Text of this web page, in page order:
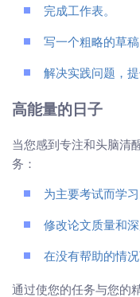
完成工作表。
写一个粗略的草稿
解决实践问题，提
高能量的日子
当您感到专注和头脑清
务：
为主要考试而学习
修改论文质量和深
在没有帮助的情
通过使您的任务与您的